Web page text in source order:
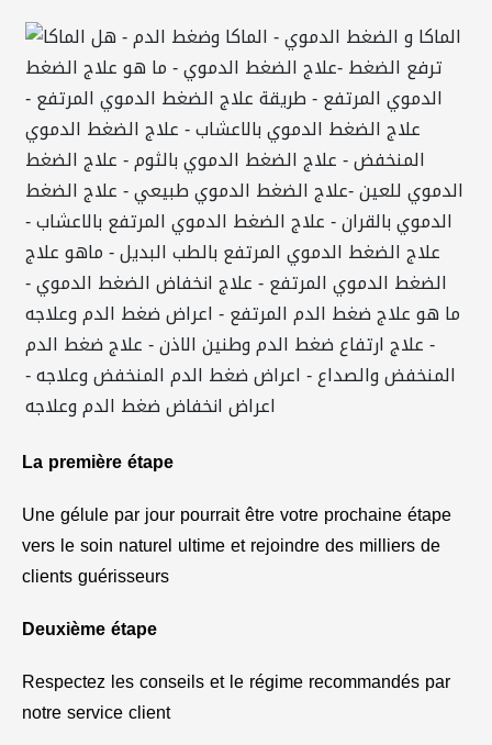
La première étape
Une gélule par jour pourrait être votre prochaine étape
vers le soin naturel ultime et rejoindre des milliers de
clients guérisseurs
Deuxième étape
Respectez les conseils et le régime recommandés par
notre service client